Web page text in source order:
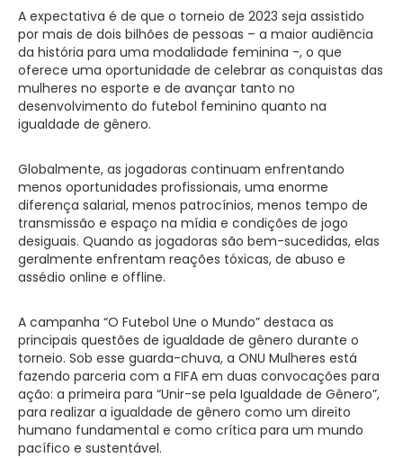
A expectativa é de que o torneio de 2023 seja assistido
por mais de dois bilhões de pessoas – a maior audiência
da história para uma modalidade feminina -, o que
oferece uma oportunidade de celebrar as conquistas das
mulheres no esporte e de avançar tanto no
desenvolvimento do futebol feminino quanto na
igualdade de gênero.
Globalmente, as jogadoras continuam enfrentando
menos oportunidades profissionais, uma enorme
diferença salarial, menos patrocínios, menos tempo de
transmissão e espaço na mídia e condições de jogo
desiguais. Quando as jogadoras são bem-sucedidas, elas
geralmente enfrentam reações tóxicas, de abuso e
assédio online e offline.
A campanha “O Futebol Une o Mundo” destaca as
principais questões de igualdade de gênero durante o
torneio. Sob esse guarda-chuva, a ONU Mulheres está
fazendo parceria com a FIFA em duas convocações para
ação: a primeira para “Unir-se pela Igualdade de Gênero”,
para realizar a igualdade de gênero como um direito
humano fundamental e como crítica para um mundo
pacífico e sustentável.